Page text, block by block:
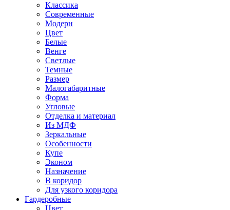
Классика
Современные
Модерн
Цвет
Белые
Венге
Светлые
Темные
Размер
Малогабаритные
Форма
Угловые
Отделка и материал
Из МДФ
Зеркальные
Особенности
Купе
Эконом
Назначение
В коридор
Для узкого коридора
Гардеробные
Цвет